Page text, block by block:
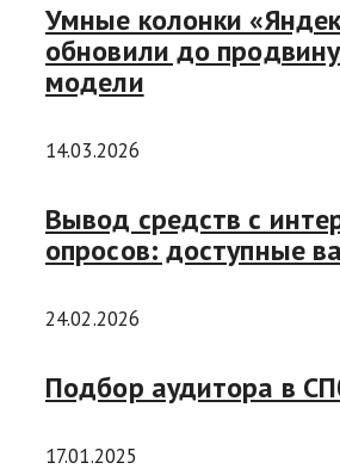
Умные колонки
обновили до
модели
14.03.2026
Вывод средств с
опросов: доступные
24.02.2026
Подбор аудитора в
17.01.2025